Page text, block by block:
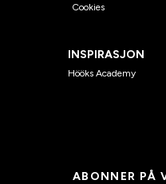
Cookies
INSPIRASJON
Hööks Academy
ABONNER PÅ